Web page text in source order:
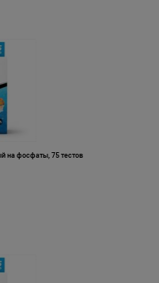
на фосфаты, 75 тестов